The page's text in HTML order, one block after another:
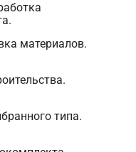
материалов.
типа.